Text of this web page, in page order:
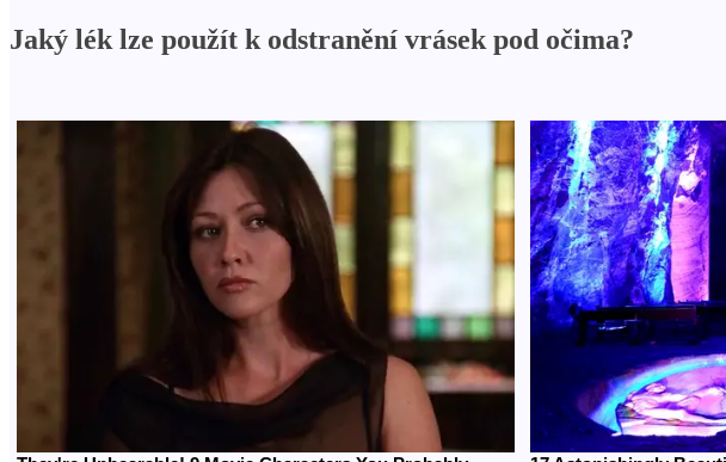
Jaký lék lze použít k odstranění vrásek pod očima?